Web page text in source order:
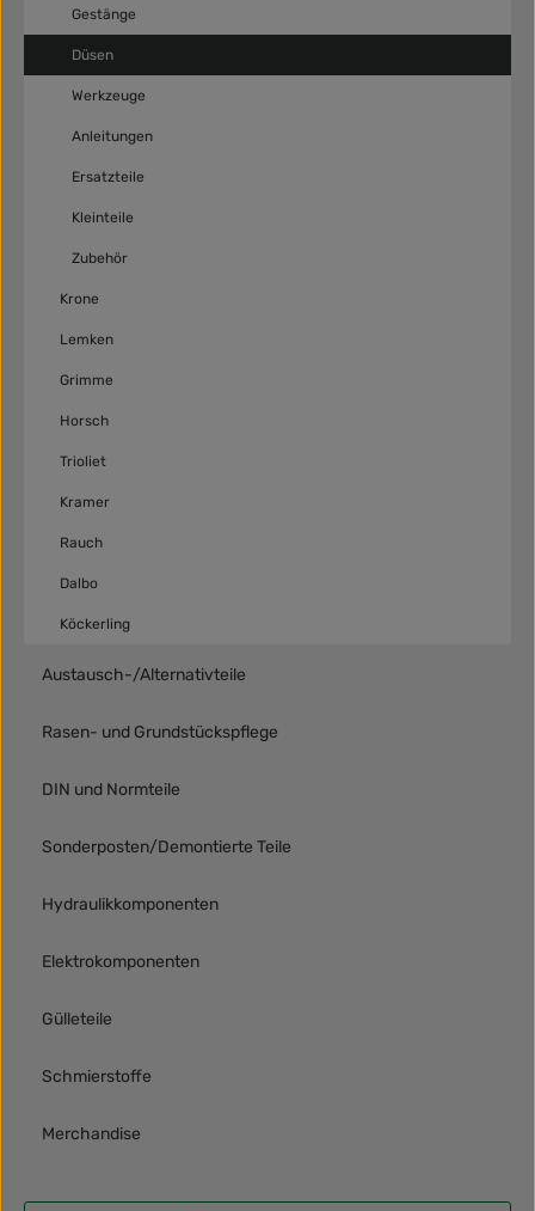
Gestänge
Düsen
Werkzeuge
Anleitungen
Ersatzteile
Kleinteile
Zubehör
Krone
Lemken
Grimme
Horsch
Trioliet
Kramer
Rauch
Dalbo
Köckerling
Austausch-/Alternativteile
Rasen- und Grundstückspflege
DIN und Normteile
Sonderposten/Demontierte Teile
Hydraulikkomponenten
Elektrokomponenten
Gülleteile
Schmierstoffe
Merchandise